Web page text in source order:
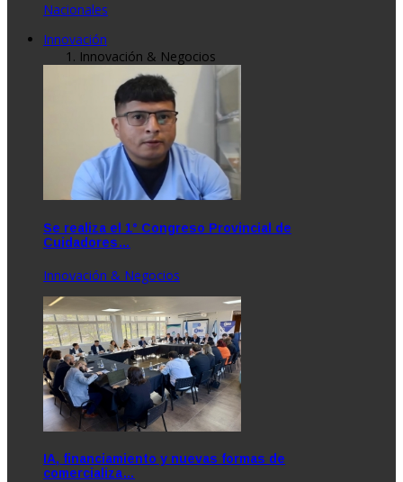
Nacionales
Innovación
Innovación & Negocios
Se realiza el 1° Congreso Provincial de
Cuidadores…
Innovación & Negocios
IA, financiamiento y nuevas formas de
comercializa…